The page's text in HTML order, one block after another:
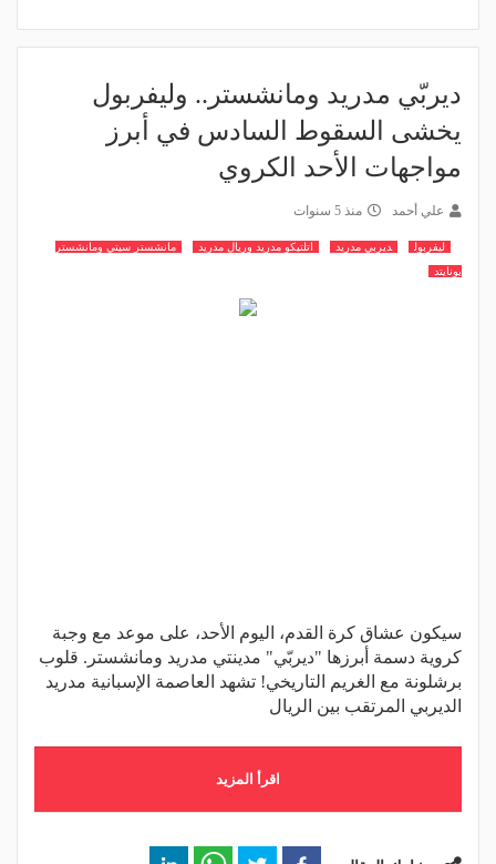
ديربّي مدريد ومانشستر.. وليفربول
يخشى السقوط السادس في أبرز
مواجهات الأحد الكروي
علي أحمد منذ 5 سنوات
ليفربول ديربي مدريد اتلتيكو مدريد وريال مدريد
مانشستر سيتي ومانشستر
يونايتد
سيكون عشاق كرة القدم، اليوم الأحد، على موعد مع وجبة
كروية دسمة أبرزها "ديربّي" مدينتي مدريد ومانشستر. قلوب
برشلونة مع الغريم التاريخي! تشهد العاصمة الإسبانية مدريد
الديربي المرتقب بين الريال
اقرأ المزيد